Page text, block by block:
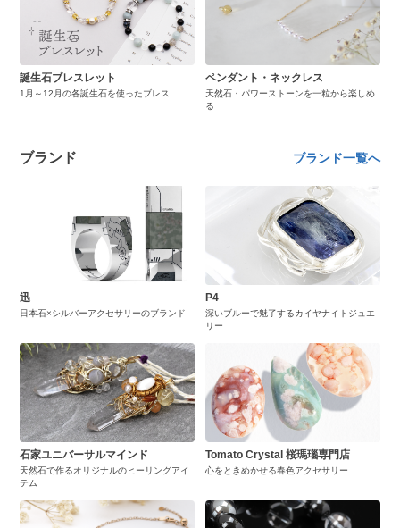
誕生石ブレスレット
1月～12月の各誕生石を使ったブレス
ペンダント・ネックレス
天然石・パワーストーンを一粒から楽しめ
る
ブランド ブランド一覧へ
迅
日本石×シルバーアクセサリーのブランド
P4
深いブルーで魅了するカイヤナイトジュエ
リー
石家ユニバーサルマインド
天然石で作るオリジナルのヒーリングアイ
テム
Tomato Crystal 桜瑪瑙専門店
心をときめかせる春色アクセサリー